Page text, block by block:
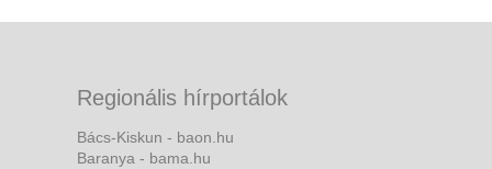
Regionális hírportálok
Bács-Kiskun - baon.hu
Baranya - bama.hu